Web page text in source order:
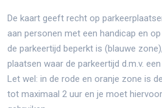
De kaart geeft recht op
aan personen met een handicap en
de parkeertijd beperkt is (blauwe
plaatsen waar de parkeertijd d.m.v.
Let wel: in de rode en oranje zone is
tot maximaal 2 uur en je moet